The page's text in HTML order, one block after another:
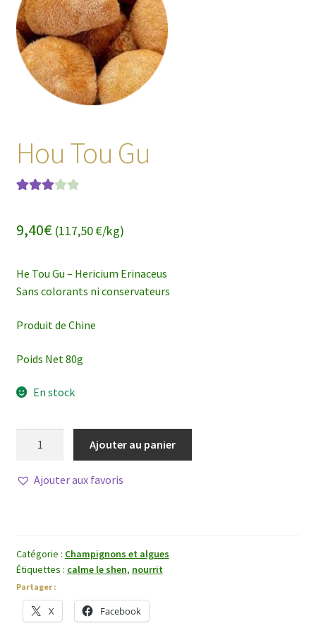
Hou Tou Gu
5 basé
notation
client
9,40€(117,50 €/kg)
He Tou Gu – Hericium Erinaceus
Sans colorants ni conservateurs
Produit de Chine
Poids Net 80g
En stock
Tou
Ajouter au panier
Ajouter aux favoris
Catégorie : Champignons et algues
Étiquettes : calme le shen, nourrit
Partager :
X Facebook